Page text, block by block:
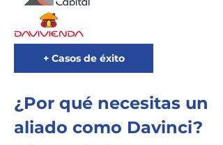
+ Casos de éxito
¿Por qué necesitas un
aliado como Davinci?